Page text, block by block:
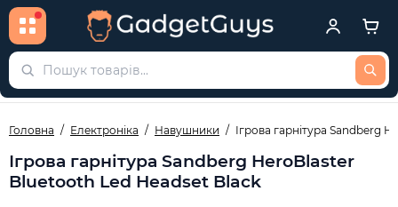
Головна Електроніка Навушники Ігрова гарнітура Sandberg
Ігрова гарнітура Sandberg HeroBlaster
Bluetooth Led Headset Black